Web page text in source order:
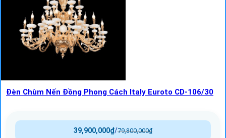
Đèn Chùm Nến Đồng Phong Cách Italy Euroto CD-106/30
79,800,000₫
/
39,900,000₫